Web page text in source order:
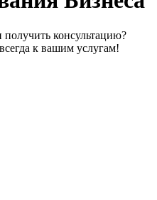
консультацию?
к вашим услугам!